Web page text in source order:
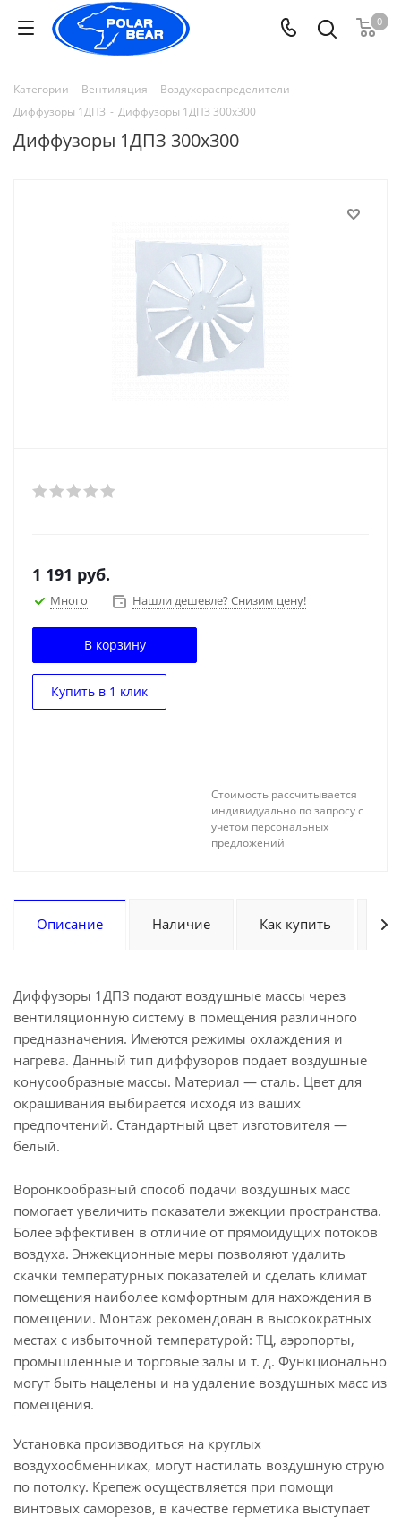
0
Категории - Вентиляция - Воздухораспределители -
Диффузоры 1ДПЗ - Диффузоры 1ДПЗ 300x300
Диффузоры 1ДПЗ 300x300
1 191 руб.
Много Нашли дешевле? Снизим цену!
В корзину
Купить в 1 клик
Стоимость рассчитывается
индивидуально по запросу с
учетом персональных
предложений
Описание Наличие Как купить
Диффузоры 1ДПЗ подают воздушные массы через
вентиляционную систему в помещения различного
предназначения. Имеются режимы охлаждения и
нагрева. Данный тип диффузоров подает воздушные
конусообразные массы. Материал — сталь. Цвет для
окрашивания выбирается исходя из ваших
предпочтений. Стандартный цвет изготовителя —
белый.
Воронкообразный способ подачи воздушных масс
помогает увеличить показатели эжекции пространства.
Более эффективен в отличие от прямоидущих потоков
воздуха. Энжекционные меры позволяют удалить
скачки температурных показателей и сделать климат
помещения наиболее комфортным для нахождения в
помещении. Монтаж рекомендован в высокократных
местах с избыточной температурой: ТЦ, аэропорты,
промышленные и торговые залы и т. д. Функционально
могут быть нацелены и на удаление воздушных масс из
помещения.
Установка производиться на круглых
воздухообменниках, могут настилать воздушную струю
по потолку. Крепеж осуществляется при помощи
винтовых саморезов, в качестве герметика выступает